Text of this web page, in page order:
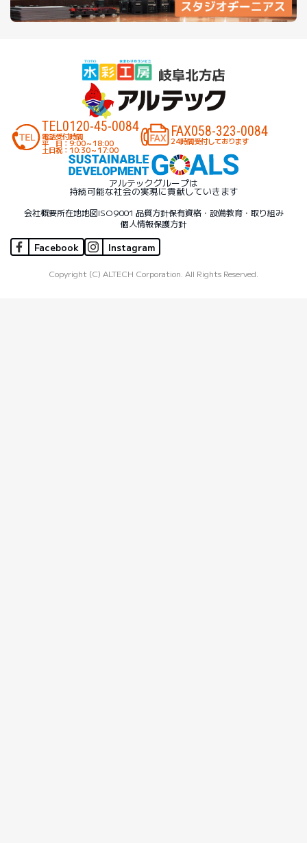
TEL0120-45-0084
電話受付時間
平 日：9:00～18:00
土日祝：10:30～17:00
FAX058-323-0084
24時間受付しております
アルテックグループは
持続可能な社会の実現に貢献していきます
会社概要所在地地図ISO9001 品質方針保有資格・設備教育・取り組み
個人情報保護方針
Facebook Instagram
Copyright (C) ALTECH Corporation. All Rights Reserved.